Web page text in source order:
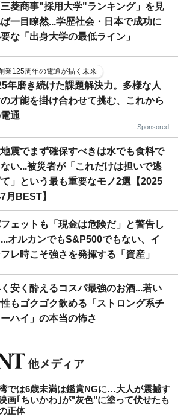
三菱商事"採用大学"ランキング」を見
一目瞭然...学歴社会・日本で成功に
な「出身大学の最低ライン」
業125周年の電通が描く未来
年磨き続けた課題解決力。多様な人
才能を掛け合わせて挑む、これから
通
Sponsored
震でまず確保すべきは水でも食料で
ない...被災者が「これだけは担いで逃
」という最も重要なモノ2選【2025
月BEST】
ェットも「現金は危険だ」と警告し
オルカンでもS&P500でもない、イ
レ時こそ強さを発揮する「資産」
安く酔えるコスパ最強のお酒...若い
もゴクゴク飲める「ストロング系チ
ハイ」の本当の怖さ
では6歳未満は鑑賞NGに…大人が震撼す
画｢ちいかわ｣が"灰色"に塗って伏せたも
正体